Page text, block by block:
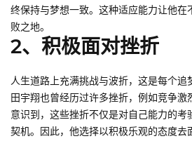
终保持与梦想一致。这种适应能力让他在
败之地。
2、积极面对挫折
人生道路上充满挑战与波折，这是每个追
田宇翔也曾经历过许多挫折，例如竞争激
意识到，这些挫折不仅是对自己能力的考
契机。因此，他选择以积极乐观的态度去